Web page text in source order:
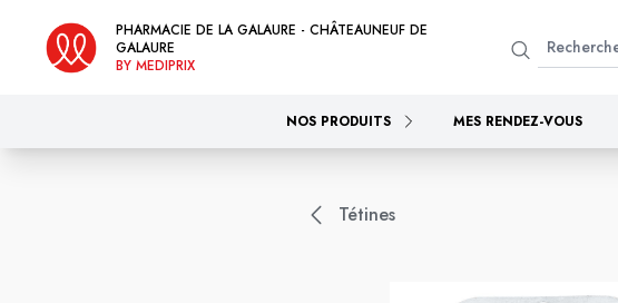
PHARMACIE DE LA GALAURE - CHÂTEAUNEUF DE
GALAURE
BY MEDIPRIX
NOS PRODUITS MES RENDEZ-VOUS
Tétines